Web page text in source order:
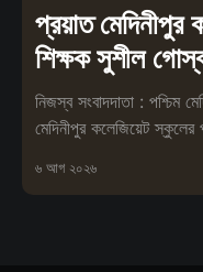
প্রয়াত
শিক্ষক সুশীল
নিজস্ব সংবাদদাতা : পশ্চিম
মেদিনীপুর কলেজিয়েট
৬ আগ ২০২৬